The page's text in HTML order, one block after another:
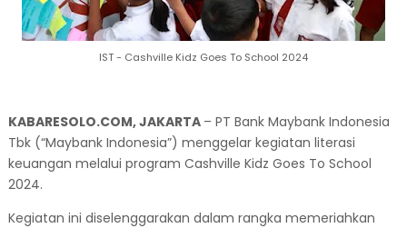
IST - Cashville Kidz Goes To School 2024
KABARESOLO.COM, JAKARTA – PT Bank Maybank Indonesia
Tbk (“Maybank Indonesia”) menggelar kegiatan literasi
keuangan melalui program Cashville Kidz Goes To School
2024.
Kegiatan ini diselenggarakan dalam rangka memeriahkan